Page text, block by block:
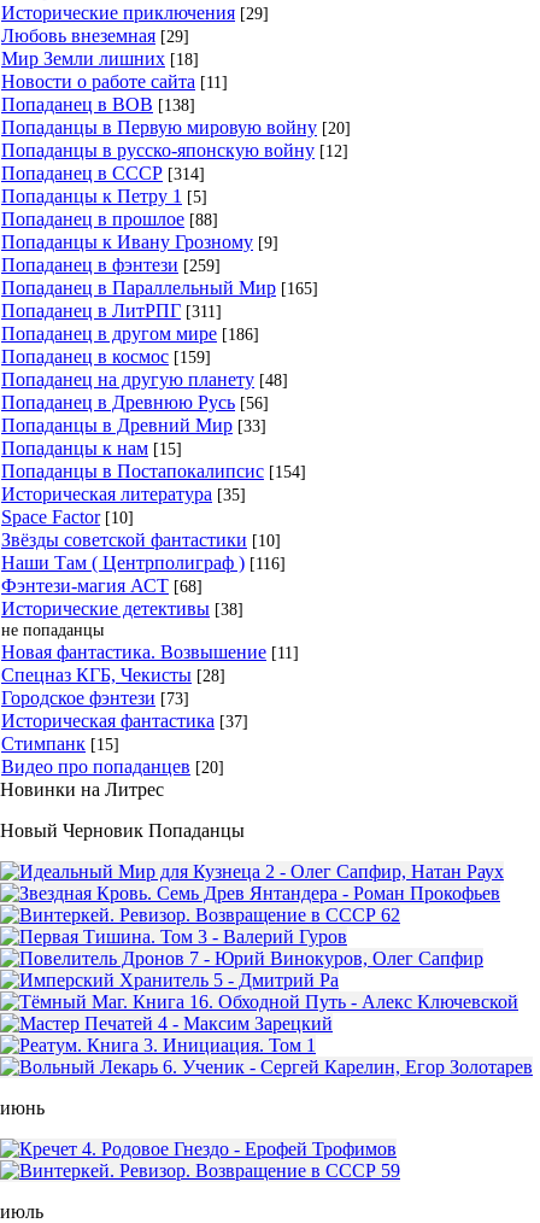
Исторические приключения [29]
Любовь внеземная [29]
Мир Земли лишних [18]
Новости о работе сайта [11]
Попаданец в ВОВ [138]
Попаданцы в Первую мировую войну [20]
Попаданцы в русско-японскую войну [12]
Попаданец в СССР [314]
Попаданцы к Петру 1 [5]
Попаданец в прошлое [88]
Попаданцы к Ивану Грозному [9]
Попаданец в фэнтези [259]
Попаданец в Параллельный Мир [165]
Попаданец в ЛитРПГ [311]
Попаданец в другом мире [186]
Попаданец в космос [159]
Попаданец на другую планету [48]
Попаданец в Древнюю Русь [56]
Попаданцы в Древний Мир [33]
Попаданцы к нам [15]
Попаданцы в Постапокалипсис [154]
Историческая литература [35]
Space Factor [10]
Звёзды советской фантастики [10]
Наши Там ( Центрполиграф ) [116]
Фэнтези-магия АСТ [68]
Исторические детективы [38]
не попаданцы
Новая фантастика. Возвышение [11]
Спецназ КГБ, Чекисты [28]
Городское фэнтези [73]
Историческая фантастика [37]
Стимпанк [15]
Видео про попаданцев [20]
Новинки на Литрес
Новый Черновик Попаданцы
июнь
июль